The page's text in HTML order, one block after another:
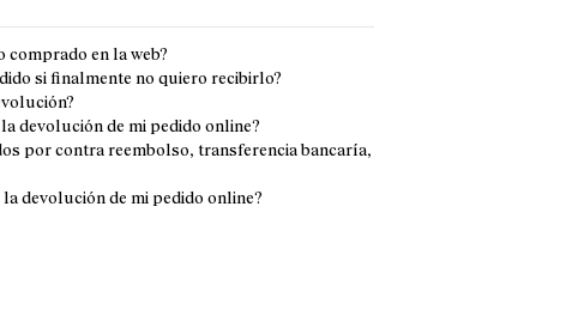
comprado en la web?
si finalmente no quiero recibirlo?
devolución de mi pedido online?
por contra reembolso, transferencia bancaría,
devolución de mi pedido online?